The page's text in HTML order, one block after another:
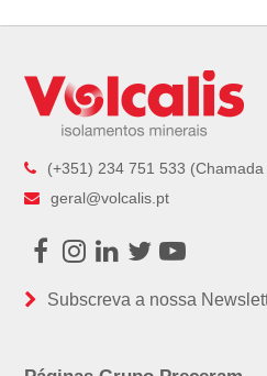
(+351) 234 751 533
geral@volcalis.pt
Facebook
Instagram
LinkedIn
TwitterYoutube
Subscreva a nossa